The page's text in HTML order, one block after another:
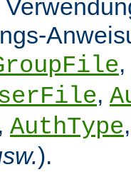
,
,
, AuthType
).